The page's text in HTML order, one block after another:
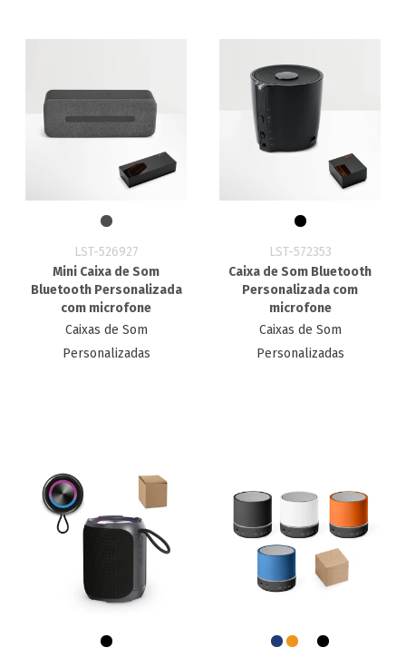
LST-526927
Mini Caixa de Som
Bluetooth Personalizada
com microfone
Caixas de Som
Personalizadas
LST-572353
Caixa de Som Bluetooth
Personalizada com
microfone
Caixas de Som
Personalizadas